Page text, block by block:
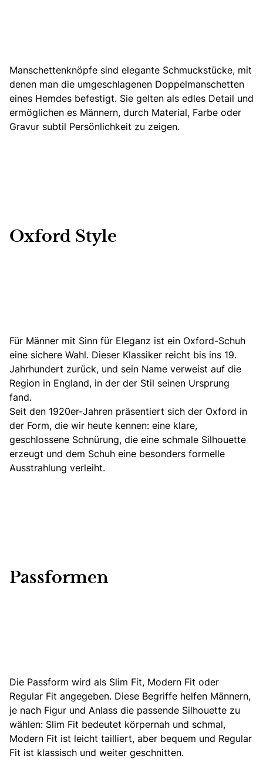
Manschettenknöpfe sind elegante Schmuckstücke, mit
denen man die umgeschlagenen Doppelmanschetten
eines Hemdes befestigt. Sie gelten als edles Detail und
ermöglichen es Männern, durch Material, Farbe oder
Gravur subtil Persönlichkeit zu zeigen.
Oxford Style
Für Männer mit Sinn für Eleganz ist ein Oxford-Schuh
eine sichere Wahl. Dieser Klassiker reicht bis ins 19.
Jahrhundert zurück, und sein Name verweist auf die
Region in England, in der der Stil seinen Ursprung
fand.
Seit den 1920er-Jahren präsentiert sich der Oxford in
der Form, die wir heute kennen: eine klare,
geschlossene Schnürung, die eine schmale Silhouette
erzeugt und dem Schuh eine besonders formelle
Ausstrahlung verleiht.
Passformen
Die Passform wird als Slim Fit, Modern Fit oder
Regular Fit angegeben. Diese Begriffe helfen Männern,
je nach Figur und Anlass die passende Silhouette zu
wählen: Slim Fit bedeutet körpernah und schmal,
Modern Fit ist leicht tailliert, aber bequem und Regular
Fit ist klassisch und weiter geschnitten.